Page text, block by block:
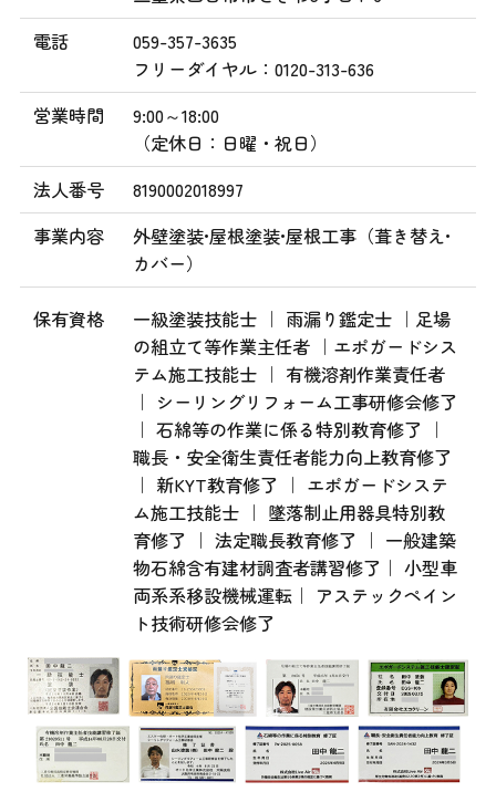
電話
059-357-3635
フリーダイヤル：0120-313-636
営業時間
9:00～18:00
（定休日：日曜・祝日）
法人番号
8190002018997
事業内容
外壁塗装•屋根塗装•屋根工事（葺き替え•
カバー）
保有資格
一級塗装技能士 ｜ 雨漏り鑑定士 ｜足場
の組立て等作業主任者 ｜エポガードシス
テム施工技能士 ｜ 有機溶剤作業責任者
｜ シーリングリフォーム工事研修会修了
｜ 石綿等の作業に係る特別教育修了 ｜
職長・安全衛生責任者能力向上教育修了
｜ 新KYT教育修了 ｜ エポガードシステ
ム施工技能士 ｜ 墜落制止用器具特別教
育修了 ｜ 法定職長教育修了 ｜ 一般建築
物石綿含有建材調査者講習修了｜ 小型車
両系系移設機械運転｜ アステックペイン
ト技術研修会修了